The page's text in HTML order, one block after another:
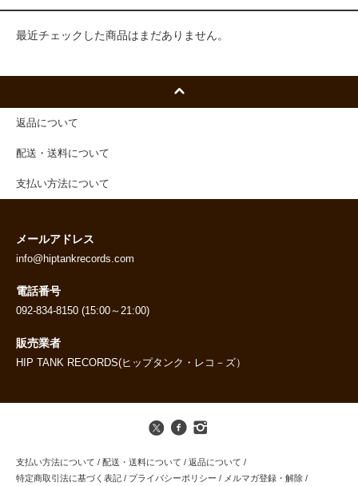
最近チェックした商品はまだありません。
返品について
配送・送料について
支払い方法について
メールアドレス
info@hiptankrecords.com
電話番号
092-834-8150 (15:00～21:00)
販売業者
HIP TANK RECORDS(ヒップタンク・レコ－ズ）
支払い方法について / 配送・送料について / 返品について /
特定商取引法に基づく表記 / プライバシーポリシー / メルマガ登録・解除 /